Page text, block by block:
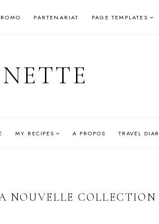
PARTENARIAT PAGE TEMPLATES
MY RECIPES A PROPOS TRAVEL
NOUVELLE